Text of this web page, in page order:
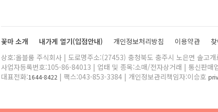
꽃마 소개 내가게 열기(입점안내) 개인정보처리방침 이용약관
상호:올블룸 주식회사 | 도로명주소:(27453) 충청북도 충주시 노은면 솔고
사업자등록번호:105-86-84013 | 업태 및 종목:소매/전자상거래 | 통신판매
대표전화:1644-8422 | 팩스:043-853-3384 | 개인정보관리책임자:이승호